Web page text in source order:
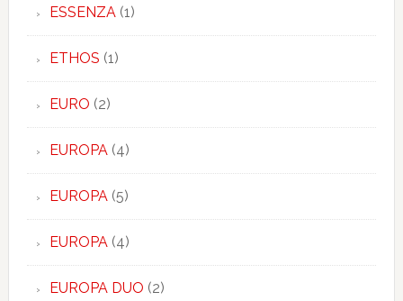
ESSENZA(1)
ETHOS (1)
EURO (2)
EUROPA(4)
EUROPA(5)
EUROPA(4)
EUROPA DUO (2)